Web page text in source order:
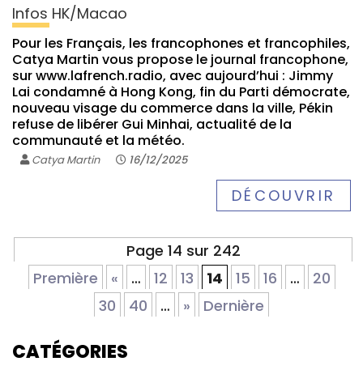
Infos HK/Macao
Pour les Français, les francophones et francophiles,
Catya Martin vous propose le journal francophone,
sur www.lafrench.radio, avec aujourd’hui : Jimmy
Lai condamné à Hong Kong, fin du Parti démocrate,
nouveau visage du commerce dans la ville, Pékin
refuse de libérer Gui Minhai, actualité de la
communauté et la météo.
Catya Martin 16/12/2025
DÉCOUVRIR
Page 14 sur 242
Première
« … 12 13 14 15 16 …
20
30
40 … » Dernière
CATÉGORIES